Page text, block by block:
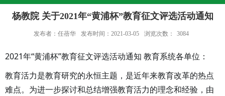
杨教院 关于2021年“黄浦杯”教育征文评选活动通知
发布者：任蓓华 发布时间：2021-03-05 浏览次数： 3084
2021年“黄浦杯”教育征文评选活动通知 教育系统各单位：
教育活力是教育研究的永恒主题，是近年来教育改革的热点
难点。为进一步探讨和总结增强教育活力的理念和经验，由